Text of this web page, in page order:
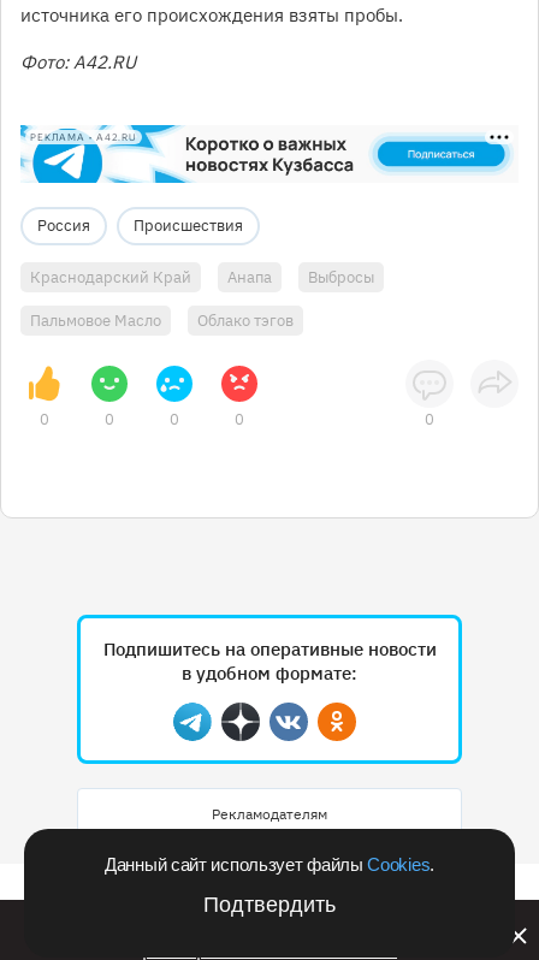
Данный сайт использует файлыCookies.
Подтвердить
источника его происхождения взяты пробы.
Фото: А42.RU
РЕКЛАМА • A42.RU
Россия Происшествия
Краснодарский Край Анапа Выбросы
Пальмовое Масло Облако тэгов
0 0 0 0 0
Подпишитесь на оперативные новости
в удобном формате:
Telegram
ДзенВконтактеОдноклассники
Рекламодателям
Билайн запустил в Кемеровской области акцию с